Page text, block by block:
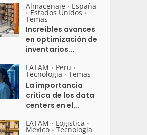
Almacenaje • España
• Estados Unidos •
Temas
Increíbles avances
en optimización de
inventarios...
LATAM • Peru •
Tecnologia • Temas
La importancia
crítica de los data
centers en el...
LATAM • Logistica •
Mexico • Tecnologia